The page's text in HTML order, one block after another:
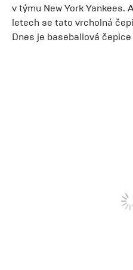
v týmu New York Yankees.
letech se tato vrcholná
Dnes je baseballová